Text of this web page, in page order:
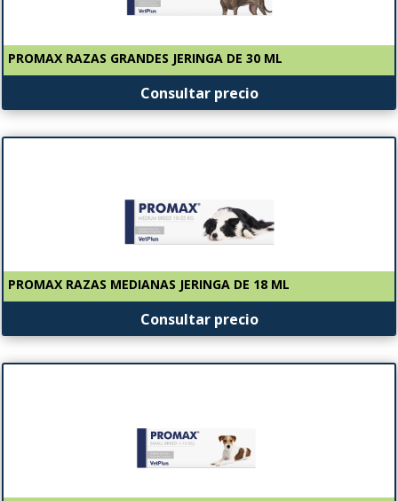
PROMAX RAZAS GRANDES JERINGA DE 30 ML
Consultar precio
PROMAX RAZAS MEDIANAS JERINGA DE 18 ML
Consultar precio